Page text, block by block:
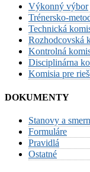
Výkonný výbor
Trénersko-
Technická
Rozhodcovská
Kontrolná
Disciplinárna
Komisia pre
DOKUMENTY
Stanovy a
Formuláre
Pravidlá
Ostatné